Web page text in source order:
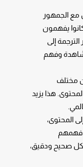
مع الجمهور
يفهمون
إلى
وفهم
مختلف
هذا يزيد
المحتوى،
فهمهم
صحيح ودقيق،